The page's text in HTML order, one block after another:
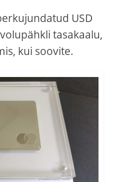
USD
tasakaalu,
kui soovite.